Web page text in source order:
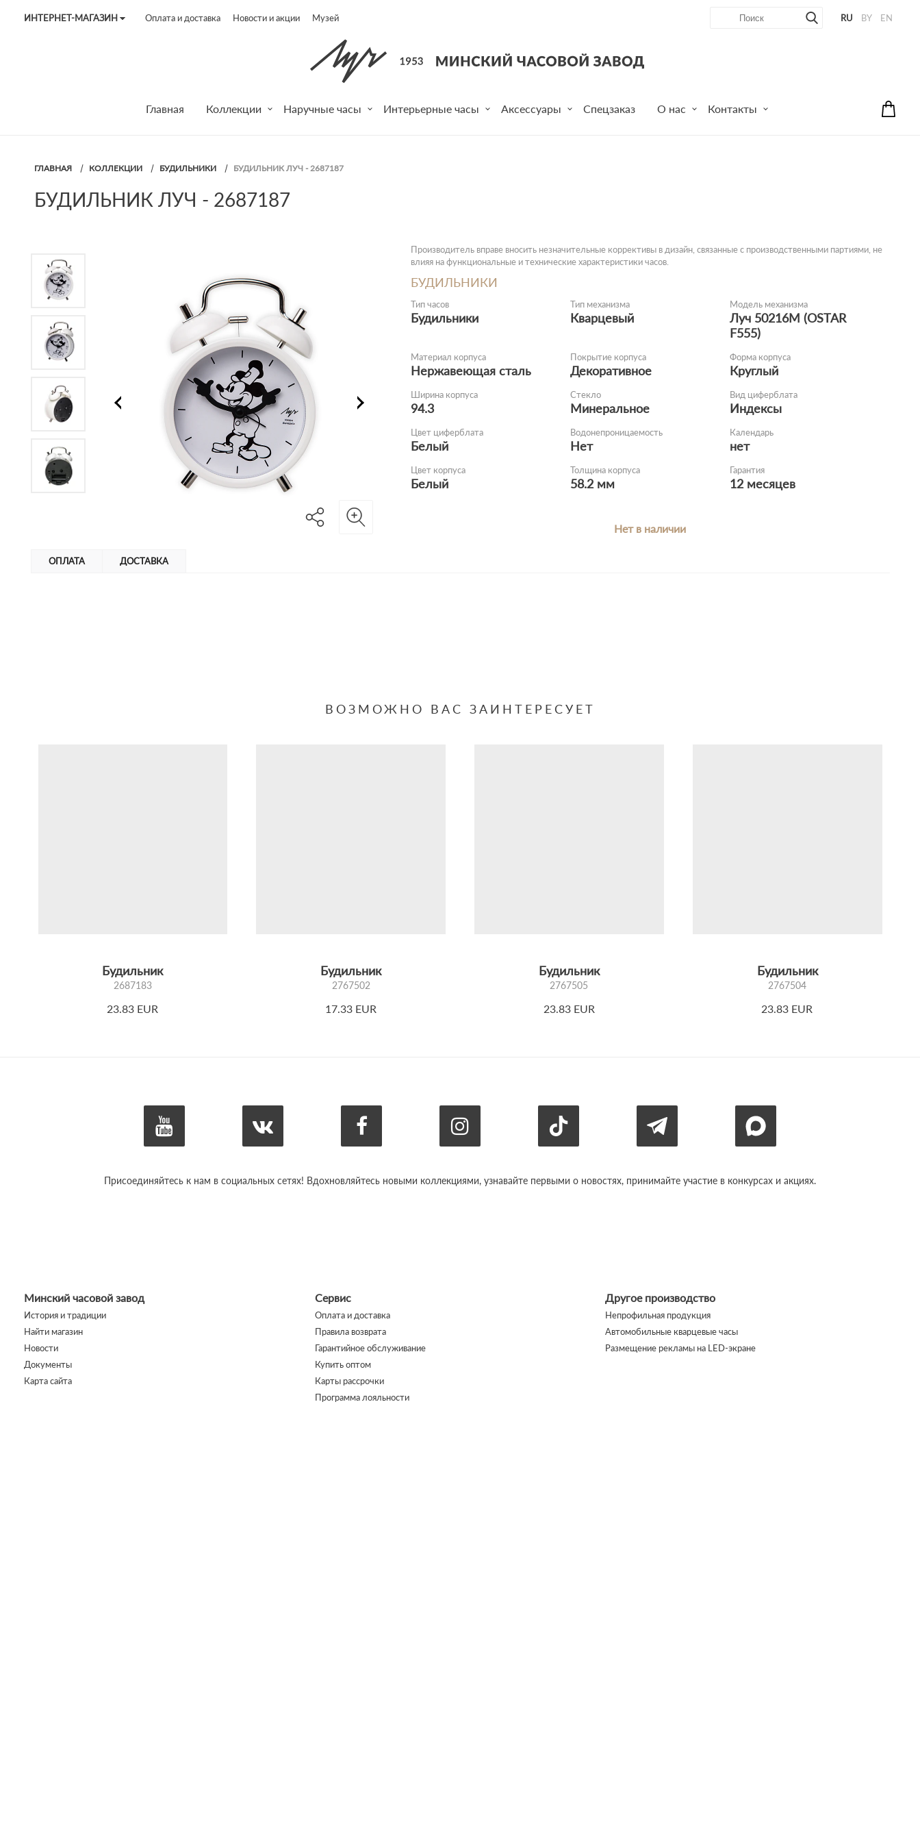
RU BY EN
ИНТЕРНЕТ-МАГАЗИН
Оплата и доставка Новости и акции Музей
Главная Коллекции Наручные часы Интерьерные часы Аксессуары Спецзаказ О нас Контакты
ГЛАВНАЯ КОЛЛЕКЦИИ БУДИЛЬНИКИ БУДИЛЬНИК ЛУЧ - 2687187
БУДИЛЬНИК ЛУЧ - 2687187
Производитель вправе вносить незначительные коррективы в дизайн, связанные с производственными партиями, не
влияя на функциональные и технические характеристики часов.
БУДИЛЬНИКИ
Тип часов
Будильники
Тип механизма
Кварцевый
Модель механизма
Луч 50216М (OSTAR
F555)
Материал корпуса
Нержавеющая сталь
Покрытие корпуса
Декоративное
Форма корпуса
Круглый
Ширина корпуса
94.3
Стекло
Минеральное
Вид циферблата
Индексы
Цвет циферблата
Белый
Водонепроницаемость
Нет
Календарь
нет
Цвет корпуса
Белый
Толщина корпуса
58.2 мм
Гарантия
12 месяцев
Нет в наличии
ОПЛАТА ДОСТАВКА
ВОЗМОЖНО ВАС ЗАИНТЕРЕСУЕТ
Будильник
2687183
23.83 EUR
Будильник
2767502
17.33 EUR
Будильник
2767505
23.83 EUR
Будильник
2767504
23.83 EUR
Присоединяйтесь к нам в социальных сетях! Вдохновляйтесь новыми коллекциями, узнавайте первыми о новостях, принимайте участие в конкурсах и акциях.
Минский часовой завод
История и традиции
Найти магазин
Новости
Документы
Карта сайта
Сервис
Оплата и доставка
Правила возврата
Гарантийное обслуживание
Купить оптом
Карты рассрочки
Программа лояльности
Другое производство
Непрофильная продукция
Автомобильные кварцевые часы
Размещение рекламы на LED-экране